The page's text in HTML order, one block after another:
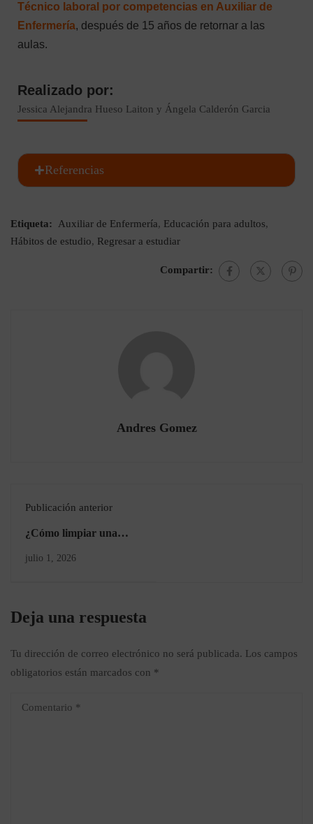
Técnico laboral por competencias en Auxiliar de
Enfermería, después de 15 años de retornar a las
aulas.
Realizado por:
Jessica Alejandra Hueso Laiton y Ángela Calderón Garcia
Referencias
Etiqueta: Auxiliar de Enfermería, Educación para adultos,
Hábitos de estudio, Regresar a estudiar
Compartir:
Andres Gomez
Publicación anterior
¿Cómo limpiar una
seguros y organizados
julio 1, 2026
Deja una respuesta
Tu dirección de correo electrónico no será publicada. Los campos
obligatorios están marcados con *